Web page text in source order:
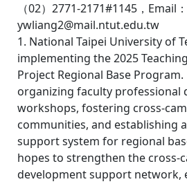
（02）2771-2171#1145，Email：
ywliang2@mail.ntut.edu.tw
1. National Taipei University of
implementing the 2025
Project Regional Base Program.
organizing faculty professional
workshops, fostering cross-
communities, and establishing
support system for regional
hopes to strengthen the cross-
development support network,